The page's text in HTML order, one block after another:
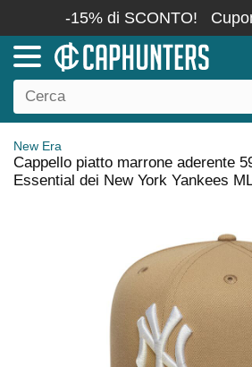
-15% di SCONTO!
New Era
Cappello piatto marrone aderente
Essential dei New York Yankees